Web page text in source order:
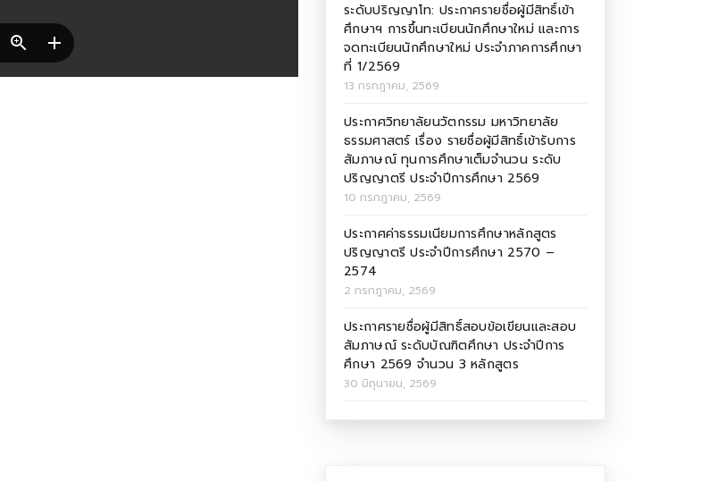
ระดับปริญญาโท: ประกาศรายชื่อผู้มีสิทธิ์เข้า
ศึกษาฯ การขึ้นทะเบียนนักศึกษาใหม่ และการ
จดทะเบียนนักศึกษาใหม่ ประจำภาคการศึกษา
ที่ 1/2569
13 กรกฎาคม, 2569
ประกาศวิทยาลัยนวัตกรรม มหาวิทยาลัย
ธรรมศาสตร์ เรื่อง รายชื่อผู้มีสิทธิ์เข้ารับการ
สัมภาษณ์ ทุนการศึกษาเต็มจำนวน ระดับ
ปริญญาตรี ประจำปีการศึกษา 2569
10 กรกฎาคม, 2569
ประกาศค่าธรรมเนียมการศึกษาหลักสูตร
ปริญญาตรี ประจำปีการศึกษา 2570 –
2574
2 กรกฎาคม, 2569
ประกาศรายชื่อผู้มีสิทธิ์สอบข้อเขียนและสอบ
สัมภาษณ์ ระดับบัณฑิตศึกษา ประจำปีการ
ศึกษา 2569 จำนวน 3 หลักสูตร
30 มิถุนายน, 2569